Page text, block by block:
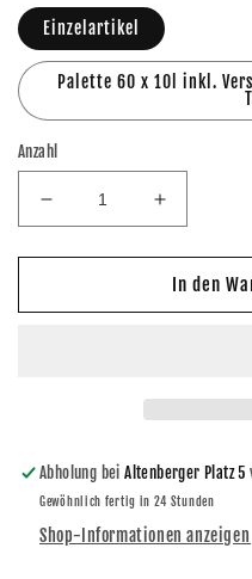
Einzelartikel
Palette 60 x 10l inkl.
Anzahl
Verringere
die
Menge
Dresdner
Kanister
Erhöhe
die
Menge
für
Dresdner
Kanister
In den
Abholung beiAltenberger Platz 5
Gewöhnlich fertig in 24 Stunden
Shop-Informationen anzeigen